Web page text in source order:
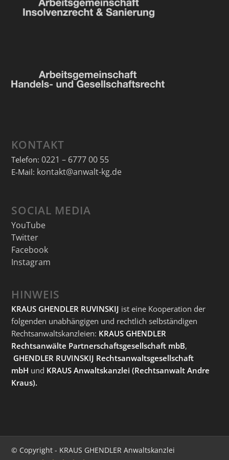
KONTAKT
Telefon: 0221 – 6777 00 55
E-Mail: kontakt@anwalt-kg.de
SOCIAL MEDIA
YouTube
Twitter
Facebook
Instagram
HINWEIS
KRAUS GHENDLER RUVINSKIJ ist eine Kooperation der
folgenden unabhängigen und rechtlich selbständigen
Rechtsanwaltskanzleien: KRAUS GHENDLER
Rechtsanwälte Partnerschaftsgesellschaft mbB,
GHENDLER RUVINSKIJ Rechtsanwaltsgesellschaft
mbH und KRAUS Anwaltskanzlei (Rechtsanwalt Andre
Kraus).
© Copyright - KRAUS GHENDLER Anwaltskanzlei